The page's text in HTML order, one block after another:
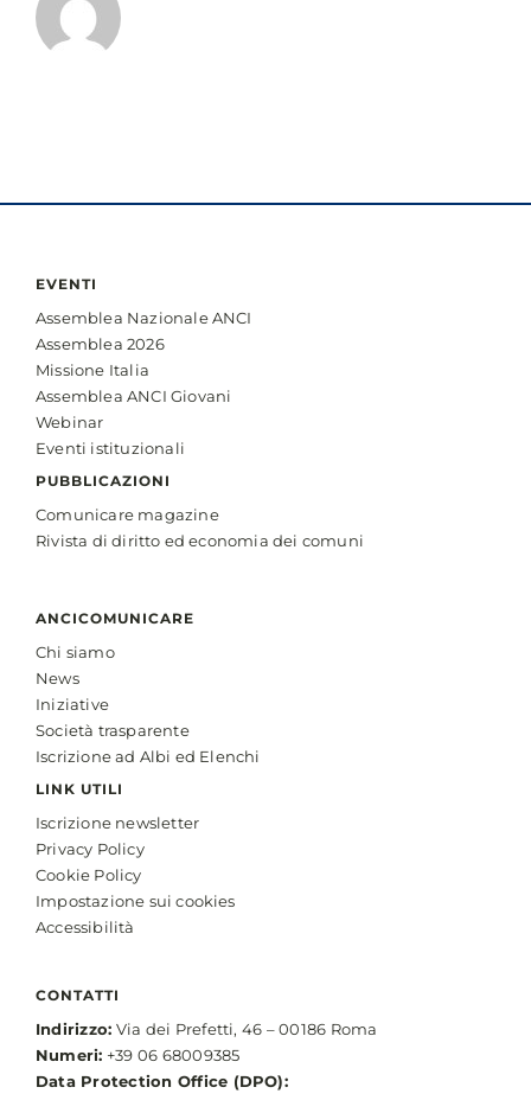
EVENTI
Assemblea Nazionale ANCI
Assemblea 2026
Missione Italia
Assemblea ANCI Giovani
Webinar
Eventi istituzionali
PUBBLICAZIONI
Comunicare magazine
Rivista di diritto ed economia dei comuni
ANCICOMUNICARE
Chi siamo
News
Iniziative
Società trasparente
Iscrizione ad Albi ed Elenchi
LINK UTILI
Iscrizione newsletter
Privacy Policy
Cookie Policy
Impostazione sui cookies
Accessibilità
CONTATTI
Indirizzo: Via dei Prefetti, 46 – 00186 Roma
Numeri: +39 06 68009385
Data Protection Office (DPO):